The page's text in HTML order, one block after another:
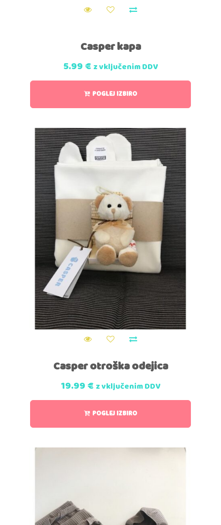
Casper kapa
5.99€ z vključenim DDV
POGLEJ IZBIRO
Casper otroška odejica
19.99€ z vključenim DDV
POGLEJ IZBIRO